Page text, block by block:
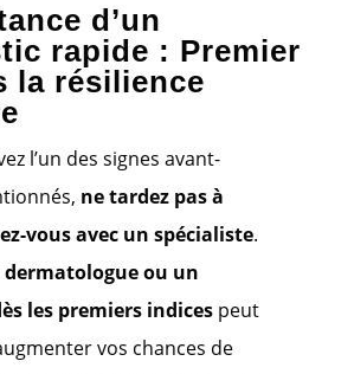
d’un
rapide : Premier
la résilience
l’un des signes avant-
ne tardez pas à
vous avec un spécialiste.
ou un
les premiers indicespeut
vos chances de